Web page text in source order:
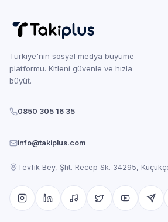
Türkiye'nin sosyal medya büyüme
platformu. Kitleni güvenle ve hızla
büyüt.
0850 305 16 35
info@takiplus.com
Tevfik Bey, Şht. Recep Sk. 34295,